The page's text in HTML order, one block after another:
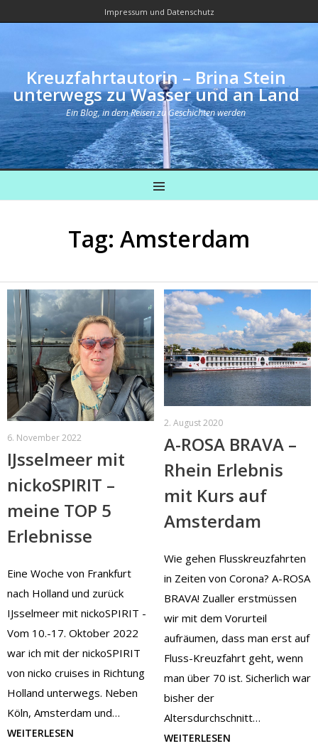
Impressum und Datenschutz
Kreuzfahrtautorin – Brina Stein
unterwegs zu Wasser und an Land
Ein Blog, in dem Reisen zu Geschichten werden
MENU
Tag: Amsterdam
6. November 2022
IJsselmeer mit
nickoSPIRIT –
meine TOP 5
Erlebnisse
Eine Woche von Frankfurt
nach Holland und zurück
IJsselmeer mit nickoSPIRIT -
Vom 10.-17. Oktober 2022
war ich mit der nickoSPIRIT
von nicko cruises in Richtung
Holland unterwegs. Neben
Köln, Amsterdam und…
WEITERLESEN
2. August 2020
A-ROSA BRAVA –
Rhein Erlebnis
mit Kurs auf
Amsterdam
Wie gehen Flusskreuzfahrten
in Zeiten von Corona? A-ROSA
BRAVA! Zualler erstmüssen
wir mit dem Vorurteil
aufräumen, dass man erst auf
Fluss-Kreuzfahrt geht, wenn
man über 70 ist. Sicherlich war
bisher der
Altersdurchschnitt…
WEITERLESEN